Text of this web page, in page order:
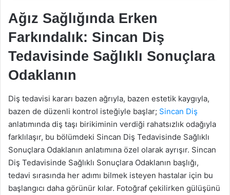
Ağız Sağlığında Erken
Farkındalık: Sincan Diş
Tedavisinde Sağlıklı Sonuçlara
Odaklanın
Diş tedavisi kararı bazen ağrıyla, bazen estetik kaygıyla,
bazen de düzenli kontrol isteğiyle başlar; Sincan Diş
anlatımında diş taşı birikiminin verdiği rahatsızlık odağıyla
farklılaşır, bu bölümdeki Sincan Diş Tedavisinde Sağlıklı
Sonuçlara Odaklanın anlatımına özel olarak ayrışır. Sincan
Diş Tedavisinde Sağlıklı Sonuçlara Odaklanın başlığı,
tedavi sırasında her adımı bilmek isteyen hastalar için bu
başlangıcı daha görünür kılar. Fotoğraf çekilirken gülüşünü